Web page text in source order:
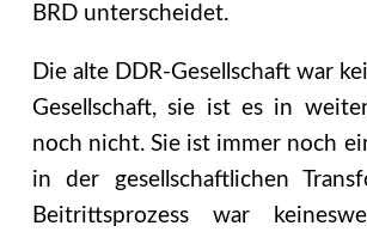
BRD unterscheidet.
Die alte DDR-Gesellschaft war
Gesellschaft, sie ist es in
noch nicht. Sie ist immer noch
in der gesellschaftlichen
Beitrittsprozess war